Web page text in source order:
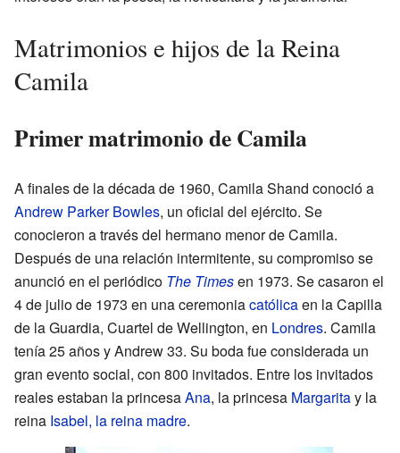
Matrimonios e hijos de la Reina
Camila
Primer matrimonio de Camila
A finales de la década de 1960, Camila Shand conoció a
Andrew Parker Bowles, un oficial del ejército. Se
conocieron a través del hermano menor de Camila.
Después de una relación intermitente, su compromiso se
anunció en el periódico The Timesen 1973. Se casaron el
4 de julio de 1973 en una ceremoniacatólicaen la Capilla
de la Guardia, Cuartel de Wellington, en Londres. Camila
tenía 25 años y Andrew 33. Su boda fue considerada un
gran evento social, con 800 invitados. Entre los invitados
reales estaban la princesaAna, la princesa Margaritay la
reina Isabel, la reina madre.